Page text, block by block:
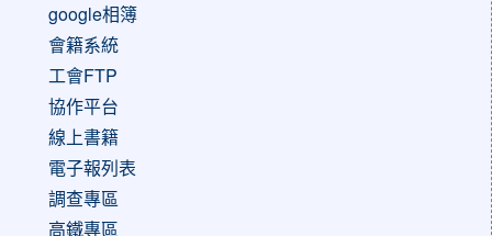
google相簿
會籍系統
工會FTP
協作平台
線上書籍
電子報列表
調查專區
高鐵專區